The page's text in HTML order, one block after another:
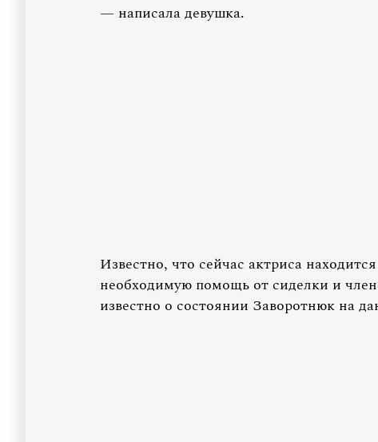
— написала девушка.
Известно, что сейчас актриса
необходимую помощь от сиделки и
известно о состоянии Заворотнюк на